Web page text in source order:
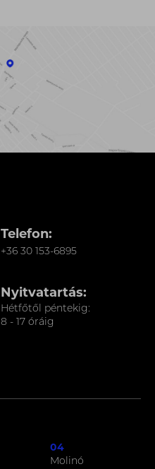
Telefon:
+36 30 153-6895
Nyitvatartás:
Hétfőtől péntekig:
8 - 17 óráig
04
Molinó